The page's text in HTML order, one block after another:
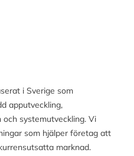
i Sverige som
apputveckling,
systemutveckling. Vi
som hjälper företag att
marknad.